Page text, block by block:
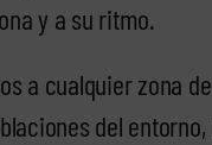
y a su ritmo.
a cualquier zona
del